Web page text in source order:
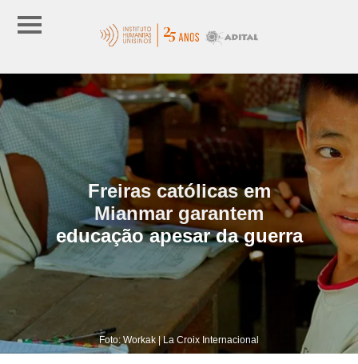
Freiras católicas em
Mianmar garantem
educação apesar da guerra
Foto: Workak | La Croix Internacional